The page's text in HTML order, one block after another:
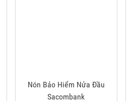
Nón Bảo Hiểm Nửa Đầu
Sacombank